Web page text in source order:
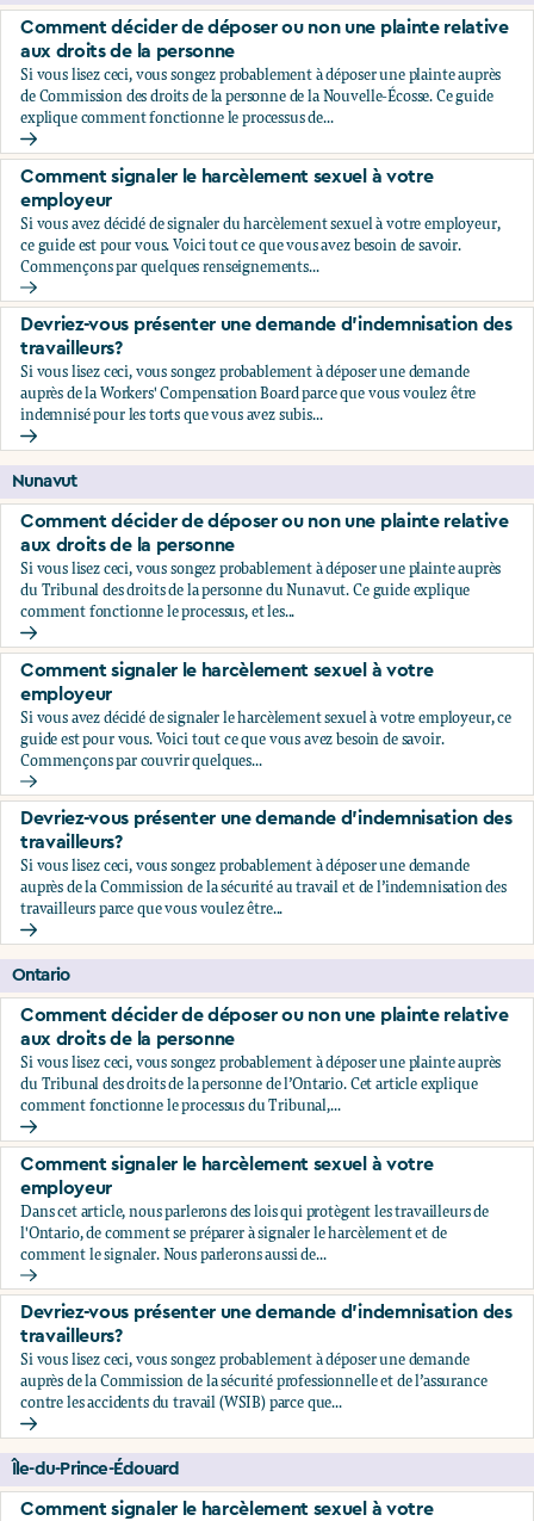
Comment décider de déposer ou non une plainte relative
aux droits de la personne
Si vous lisez ceci, vous songez probablement à déposer une plainte auprès
de Commission des droits de la personne de la Nouvelle-Écosse. Ce guide
explique comment fonctionne le processus de...
Comment décider de déposer ou non une plainte relative
Comment signaler le harcèlement sexuel à votre
employeur
Si vous avez décidé de signaler du harcèlement sexuel à votre employeur,
ce guide est pour vous. Voici tout ce que vous avez besoin de savoir.
Commençons par quelques renseignements...
Comment signaler le harcèlement sexuel à votre employeur
Devriez-vous présenter une demande d’indemnisation des
travailleurs?
Si vous lisez ceci, vous songez probablement à déposer une demande
auprès de la Workers' Compensation Board parce que vous voulez être
indemnisé pour les torts que vous avez subis...
Devriez-vous présenter une demande d’indemnisation des
Nunavut
Comment décider de déposer ou non une plainte relative
aux droits de la personne
Si vous lisez ceci, vous songez probablement à déposer une plainte auprès
du Tribunal des droits de la personne du Nunavut. Ce guide explique
comment fonctionne le processus, et les...
Comment décider de déposer ou non une plainte relative
Comment signaler le harcèlement sexuel à votre
employeur
Si vous avez décidé de signaler le harcèlement sexuel à votre employeur, ce
guide est pour vous. Voici tout ce que vous avez besoin de savoir.
Commençons par couvrir quelques...
Comment signaler le harcèlement sexuel à votre employeur
Devriez-vous présenter une demande d’indemnisation des
travailleurs?
Si vous lisez ceci, vous songez probablement à déposer une demande
auprès de la Commission de la sécurité au travail et de l’indemnisation des
travailleurs parce que vous voulez être...
Devriez-vous présenter une demande d’indemnisation des
Ontario
Comment décider de déposer ou non une plainte relative
aux droits de la personne
Si vous lisez ceci, vous songez probablement à déposer une plainte auprès
du Tribunal des droits de la personne de l’Ontario. Cet article explique
comment fonctionne le processus du Tribunal,...
Comment décider de déposer ou non une plainte relative
Comment signaler le harcèlement sexuel à votre
employeur
Dans cet article, nous parlerons des lois qui protègent les travailleurs de
l'Ontario, de comment se préparer à signaler le harcèlement et de
comment le signaler. Nous parlerons aussi de...
Comment signaler le harcèlement sexuel à votre employeur
Devriez-vous présenter une demande d'indemnisation des
travailleurs?
Si vous lisez ceci, vous songez probablement à déposer une demande
auprès de la Commission de la sécurité professionnelle et de l’assurance
contre les accidents du travail (WSIB) parce que...
Devriez-vous présenter une demande d'indemnisation des
Île-du-Prince-Édouard
Comment signaler le harcèlement sexuel à votre